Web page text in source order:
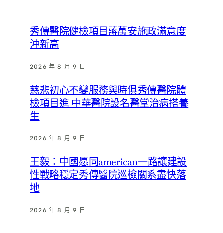
秀傳醫院健檢項目蔣萬安施政滿意度
沖新高
2026 年 8 月 9 日
慈悲初心不變服務與時俱秀傳醫院體
檢項目進 中華醫院設名醫堂治病搭養
生
2026 年 8 月 9 日
王毅：中國愿同american一路讓建設
性戰略穩定秀傳醫院巡檢關系盡快落
地
2026 年 8 月 9 日